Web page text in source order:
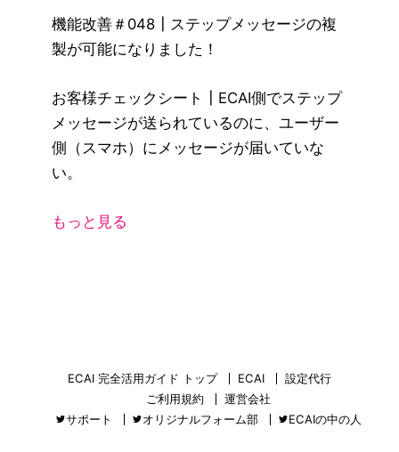
機能改善＃048┃ステップメッセージの複
製が可能になりました！
お客様チェックシート┃ECAI側でステップ
メッセージが送られているのに、ユーザー
側（スマホ）にメッセージが届いていな
い。
もっと見る
ECAI 完全活用ガイド トップ ECAI
設定代行
ご利用規約
運営会社
サポート
オリジナルフォーム部 ECAIの中の人